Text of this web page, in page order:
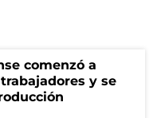
comenzó a
y se